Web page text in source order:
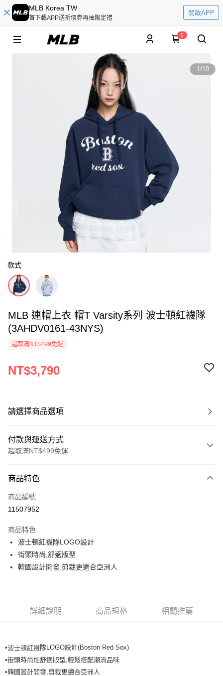
MLB Korea TW
首下載APP送折價券再抽限定禮
開啟APP
0
1/10
款式
MLB 連帽上衣 帽T Varsity系列 波士頓紅襪隊
(3AHDV0161-43NYS)
超取滿NT$499免運
NT$3,790
請選擇商品選項
付款與運送方式
超取滿NT$499免運
信用卡一次付款
超商取貨付款
Apple Pay
街口支付
全家取貨付款<未取貨列黑名單/不支援離島取退>
全家取貨<不支援離島取退>
每筆NT$60，滿NT$499(含以上)免運費
商品特色
商品編號
11507952
商品特色
波士頓紅襪隊LOGO設計
街頭時尚,舒適版型
韓國設計開發,剪裁更適合亞洲人
詳細說明 商品規格 相關推薦
•波士頓紅襪隊LOGO設計(Boston Red Sox)
•街頭時尚加舒適版型,輕鬆搭配潮流品味
•韓國設計開發,剪裁更適合亞洲人